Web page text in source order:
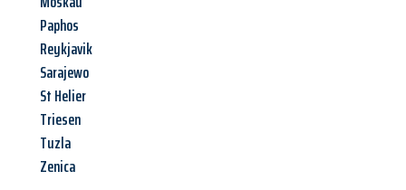
Paphos
Reykjavik
Sarajewo
St Helier
Triesen
Tuzla
Zenica